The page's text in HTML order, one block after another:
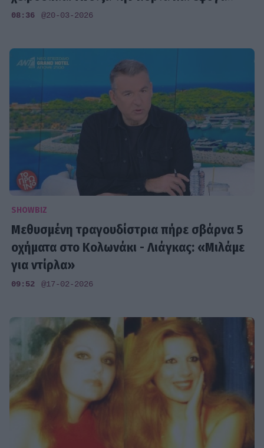
08:36 @20-03-2026
SHOWBIZ
Μεθυσμένη τραγουδίστρια πήρε σβάρνα 5
οχήματα στο Κολωνάκι - Λιάγκας: «Μιλάμε
για ντίρλα»
09:52 @17-02-2026